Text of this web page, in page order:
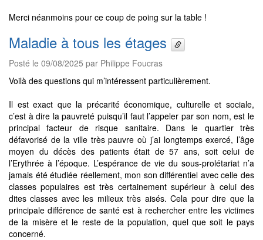
Merci néanmoins pour ce coup de poing sur la table !
Maladie à tous les étages
Posté le 09/08/2025 par Philippe Foucras
Voilà des questions qui m’intéressent particulièrement.
Il est exact que la précarité économique, culturelle et sociale,
c’est à dire la pauvreté puisqu’il faut l’appeler par son nom, est le
principal facteur de risque sanitaire. Dans le quartier très
défavorisé de la ville très pauvre où j’ai longtemps exercé, l’âge
moyen du décès des patients était de 57 ans, soit celui de
l’Erythrée à l’époque. L’espérance de vie du sous-prolétariat n’a
jamais été étudiée réellement, mon son différentiel avec celle des
classes populaires est très certainement supérieur à celui des
dites classes avec les milieux très aisés. Cela pour dire que la
principale différence de santé est à rechercher entre les victimes
de la misère et le reste de la population, quel que soit le pays
concerné.